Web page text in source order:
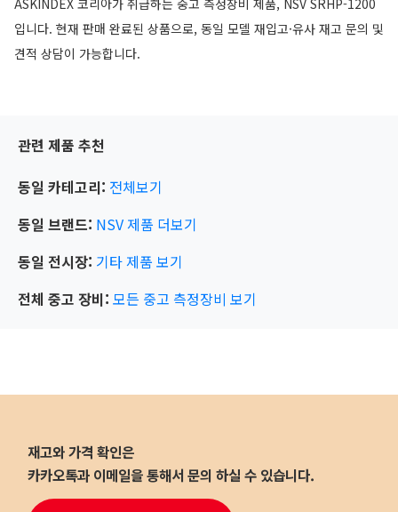
ASKINDEX 코리아가 취급하는 중고 측정장비 제품, NSV SRHP-1200
입니다. 현재 판매 완료된 상품으로, 동일 모델 재입고·유사 재고 문의 및
견적 상담이 가능합니다.
관련 제품 추천
동일 카테고리: 전체보기
동일 브랜드: NSV제품 더보기
동일 전시장: 기타제품 보기
전체 중고 장비: 모든 중고 측정장비 보기
재고와 가격 확인은
카카오톡과 이메일을 통해서 문의 하실 수 있습니다.